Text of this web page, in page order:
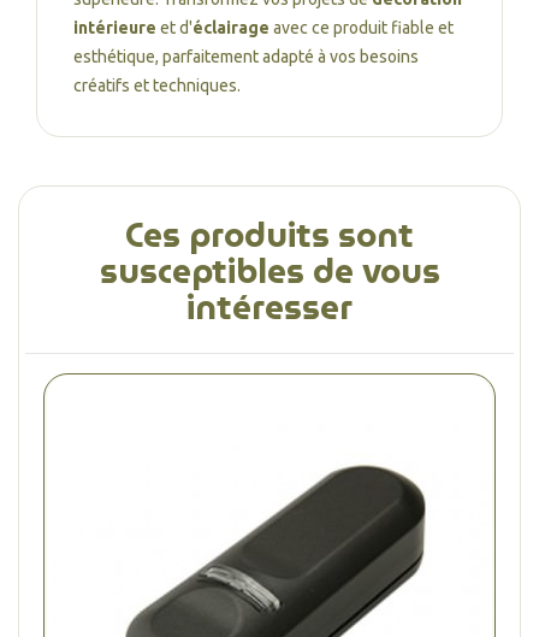
intérieure et d'éclairage avec ce produit fiable et
esthétique, parfaitement adapté à vos besoins
créatifs et techniques.
Ces produits sont
susceptibles de vous
intéresser